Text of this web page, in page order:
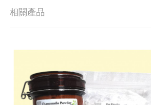
相關產品